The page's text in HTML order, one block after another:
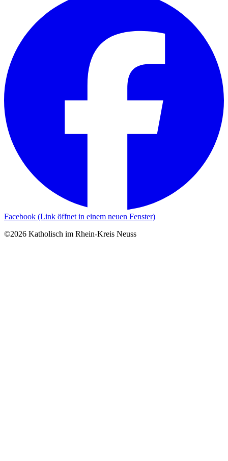
Facebook (Link öffnet in einem neuen Fenster)
©2026 Katholisch im Rhein-Kreis Neuss